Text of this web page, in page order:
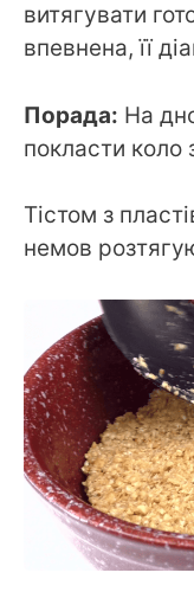
витягувати
впевнена, її
Порада: На
покласти коло
Тістом з
немов